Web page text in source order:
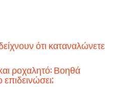
ότι καταναλώνετε
ροχαλητό: Βοηθά